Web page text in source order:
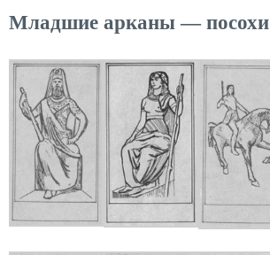
Младшие арканы — посохи